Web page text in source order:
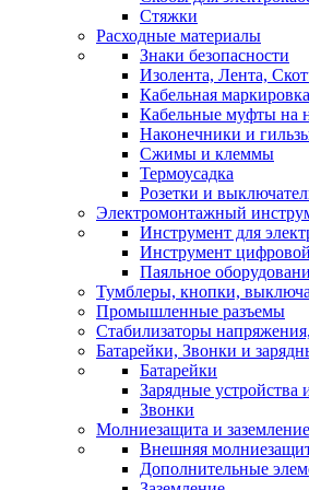
Стяжки
Расходные материалы
Знаки безопасности
Изолента, Лента,
Кабельная маркировка
Кабельные муфты на
Наконечники и
Сжимы и клеммы
Термоусадка
Розетки и
Электромонтажный
Инструмент для
Инструмент
Паяльное
Тумблеры, кнопки,
Промышленные разъемы
Стабилизаторы
Батарейки, Звонки и
Батарейки
Зарядные устройства
Звонки
Молниезащита и заземление
Внешняя
Дополнительные